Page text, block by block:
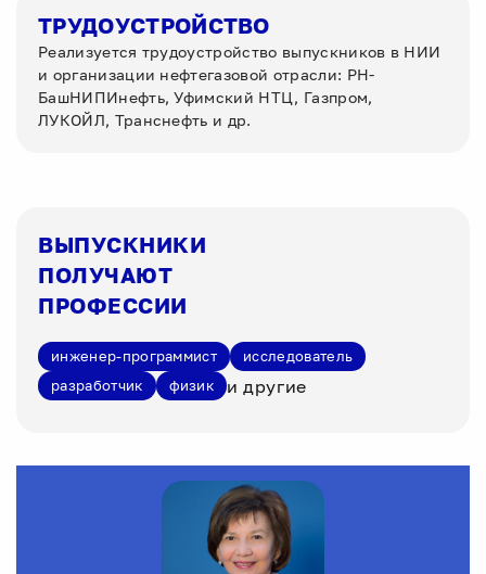
ТРУДОУСТРОЙСТВО
Реализуется трудоустройство выпускников в НИИ
и организации нефтегазовой отрасли: РН-
БашНИПИнефть, Уфимский НТЦ, Газпром,
ЛУКОЙЛ, Транснефть и др.
ВЫПУСКНИКИ
ПОЛУЧАЮТ
ПРОФЕССИИ
инженер-программист
исследователь
разработчик
физик и другие